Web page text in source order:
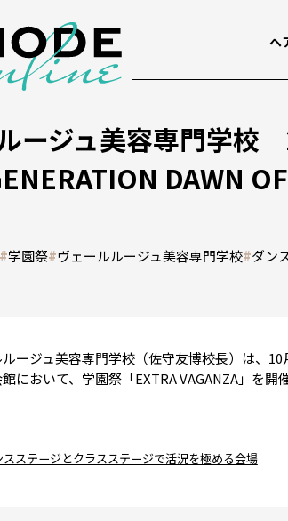
ヘ
ージュ美容専門学
DAWN
#学園祭#ヴェールルージュ美容専門学校#ダン
ージュ美容専門学校（佐守友博校長）は、
において、学園祭「EXTRA VAGANZA」を開
スステージとクラスステージで活況を極める会場